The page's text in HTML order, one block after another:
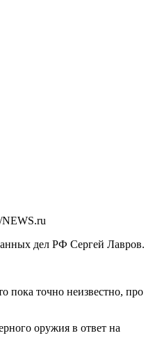
дел РФ Сергей Лавров.
пока точно неизвестно, про
оружия в ответ на